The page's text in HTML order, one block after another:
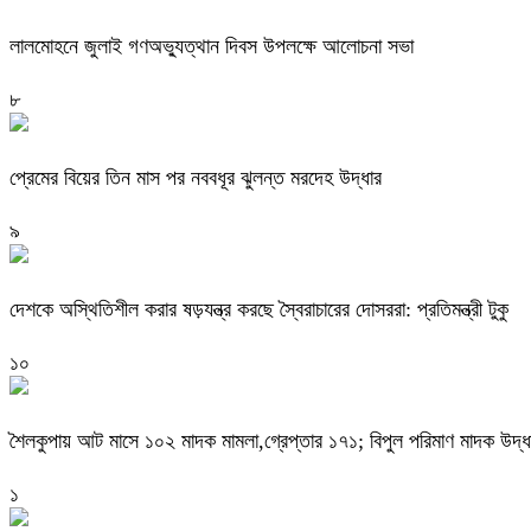
লালমোহনে জুলাই গণঅভ্যুত্থান দিবস উপলক্ষে আলোচনা সভা
৮
প্রেমের বিয়ের তিন মাস পর নববধূর ঝুলন্ত মরদেহ উদ্ধার
৯
দেশকে অস্থিতিশীল করার ষড়যন্ত্র করছে স্বৈরাচারের দোসররা: প্রতিমন্ত্রী টুকু
১০
শৈলকুপায় আট মাসে ১০২ মাদক মামলা,গ্রেপ্তার ১৭১; বিপুল পরিমাণ মাদক
১